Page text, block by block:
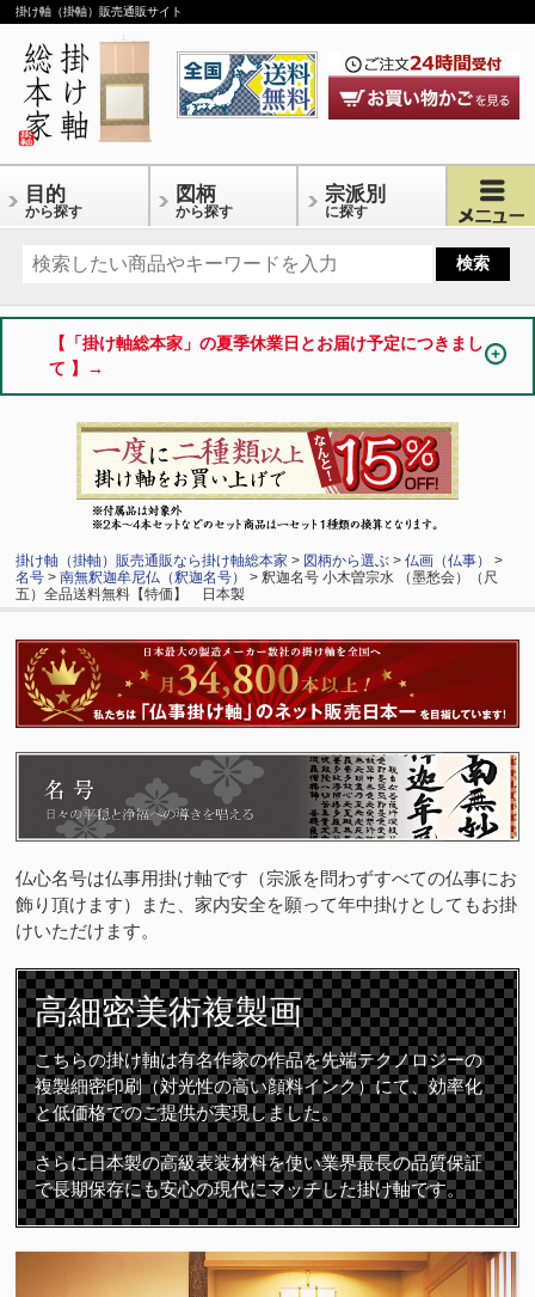
掛け軸（掛軸）販売通販サイト
目的
から探す
図柄
から探す
宗派別
に探す
【「掛け軸総本家」の夏季休業日とお届け予定につきまし
て 】→
掛け軸（掛軸）販売通販なら掛け軸総本家 > 図柄から選ぶ >仏画（仏事）
>
名号 >南無釈迦牟尼仏（釈迦名号）
> 釈迦名号 小木曽宗水 （墨愁会）（尺
五）全品送料無料【特価】 日本製
仏心名号は仏事用掛け軸です（宗派を問わずすべての仏事にお
飾り頂けます）また、家内安全を願って年中掛けとしてもお掛
けいただけます。
高細密美術複製画
こちらの掛け軸は有名作家の作品を先端テクノロジーの
複製細密印刷（対光性の高い顔料インク）にて、効率化
と低価格でのご提供が実現しました。
さらに日本製の高級表装材料を使い業界最長の品質保証
で長期保存にも安心の現代にマッチした掛け軸です。